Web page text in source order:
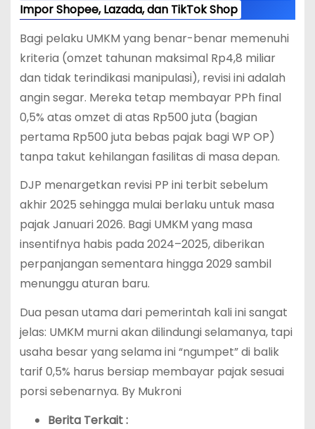
Impor Shopee, Lazada, dan TikTok Shop
Bagi pelaku UMKM yang benar-benar memenuhi
kriteria (omzet tahunan maksimal Rp4,8 miliar
dan tidak terindikasi manipulasi), revisi ini adalah
angin segar. Mereka tetap membayar PPh final
0,5% atas omzet di atas Rp500 juta (bagian
pertama Rp500 juta bebas pajak bagi WP OP)
tanpa takut kehilangan fasilitas di masa depan.
DJP menargetkan revisi PP ini terbit sebelum
akhir 2025 sehingga mulai berlaku untuk masa
pajak Januari 2026. Bagi UMKM yang masa
insentifnya habis pada 2024–2025, diberikan
perpanjangan sementara hingga 2029 sambil
menunggu aturan baru.
Dua pesan utama dari pemerintah kali ini sangat
jelas: UMKM murni akan dilindungi selamanya, tapi
usaha besar yang selama ini “ngumpet” di balik
tarif 0,5% harus bersiap membayar pajak sesuai
porsi sebenarnya. By Mukroni
Berita Terkait :